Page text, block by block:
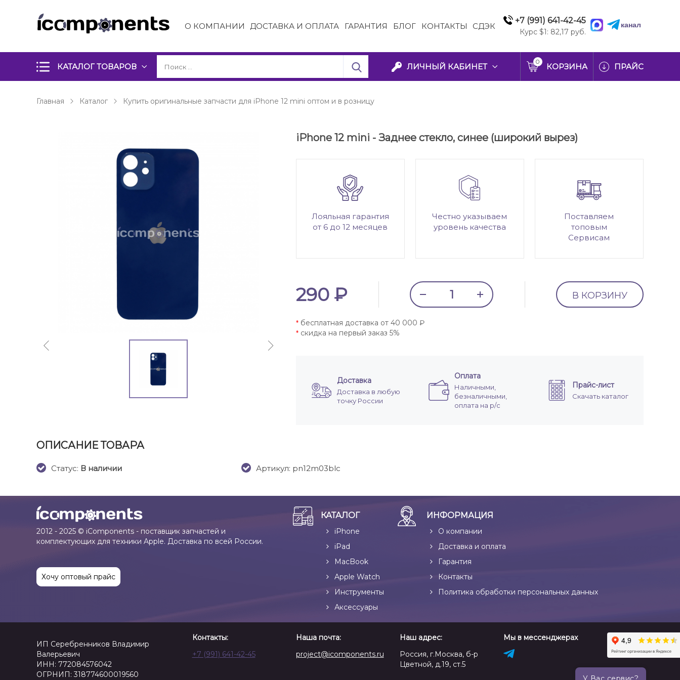
О КОМПАНИИ ДОСТАВКА И ОПЛАТА ГАРАНТИЯ БЛОГ КОНТАКТЫ СДЭК
+7 (991) 641-42-45
Курс $1: 82,17 руб.
канал
КАТАЛОГ ТОВАРОВ ЛИЧНЫЙ КАБИНЕТ
0
КОРЗИНА ПРАЙС
Главная Каталог Купить оригинальные запчасти для iPhone 12 mini оптом и в розницу
iPhone 12 mini - Заднее стекло, синее (широкий вырез)
Лояльная гарантия
от 6 до 12 месяцев
Честно указываем
уровень качества
Поставляем
топовым
Сервисам
290 ₽ В КОРЗИНУ
*бесплатная доставка от 40 000 ₽
*скидка на первый заказ 5%
Доставка
Доставка в любую
точку России
Оплата
Наличными,
безналичными,
оплата на р/с
Прайс-лист
Скачать каталог
ОПИСАНИЕ ТОВАРА
Cтатус: В наличии Артикул: pn12m03blc
2012 - 2025 © iComponents - поставщик запчастей и
комплектующих для техники Apple. Доставка по всей России.
Хочу оптовый прайс
КАТАЛОГ
iPhone
iPad
MacBook
Apple Watch
Инструменты
Аксессуары
ИНФОРМАЦИЯ
О компании
Доставка и оплата
Гарантия
Контакты
Политика обработки персональных данных
ИП Серебренников Владимир
Валерьевич
ИНН: 772084576042
ОГРНИП: 318774600019560
Контакты:
+7 (991) 641-42-45
Наша почта:
project@icomponents.ru
Наш адрес:
Россия, г.Москва, б-р
Цветной, д.19, ст.5
Мы в мессенджерах